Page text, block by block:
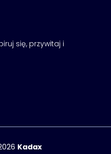
się, przywitaj i
Kadax